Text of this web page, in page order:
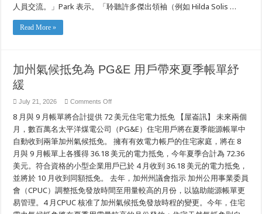
人
領
人員交流。」Park 表示。「聆聽許多傑出領袖（例如 Hilda Solis …
Read More »
加州氣候抵免為 PG&E 用戶帶來夏季帳單紓
緩
July 21, 2026 Comments Offon
州
氣
候
抵
免
為
PG&E
用
戶
帶
來
夏
8 月與 9 月帳單將合計提供 72 美元住宅電力抵免 【屋崙訊】 未來兩個
月，數百萬名太平洋煤電公司（PG&E）住宅用戶將在夏季能源帳單中
自動收到兩筆加州氣候抵免。 擁有有效電力帳戶的住宅家庭，將在 8
月與 9 月帳單上各獲得 36.18 美元的電力抵免，今年夏季合計為 72.36
美元。符合資格的小型企業用戶已於 4 月收到 36.18 美元的電力抵免，
並將於 10 月收到同額抵免。 去年，加州州議會指示 加州公用事業委員
會（CPUC）調整抵免發放時間至用量較高的月份，以協助能源帳單更
易管理。4 月CPUC 核准了加州氣候抵免發放時程的變更。今年，住宅